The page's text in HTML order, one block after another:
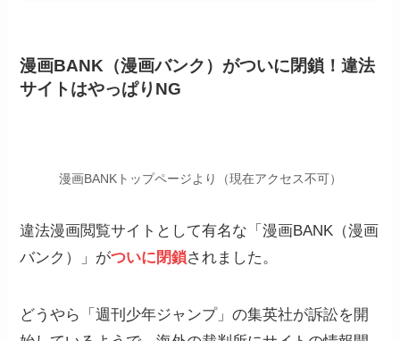
漫画BANK（漫画バンク）がついに閉鎖！違法
サイトはやっぱりNG
漫画BANKトップページより（現在アクセス不可）
違法漫画閲覧サイトとして有名な「漫画BANK（漫画
バンク）」がついに閉鎖されました。
どうやら「週刊少年ジャンプ」の集英社が訴訟を開